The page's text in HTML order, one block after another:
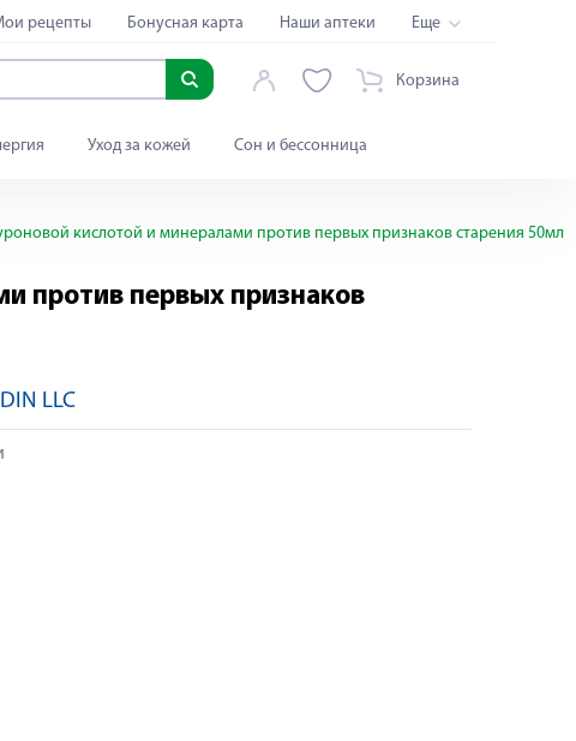
рецепты Бонусная карта Наши аптеки Еще
Корзина
Уход за кожей Сон и бессонница
кислотой и минералами против первых признаков старения 50мл
против первых признаков
LLC